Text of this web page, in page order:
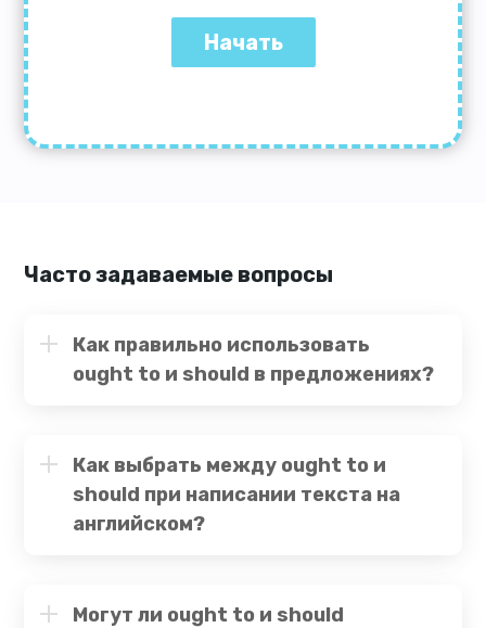
Часто задаваемые вопросы
Как правильно использовать
ought to и should в предложениях?
Как выбрать между ought to и
should при написании текста на
английском?
Могут ли ought to и should